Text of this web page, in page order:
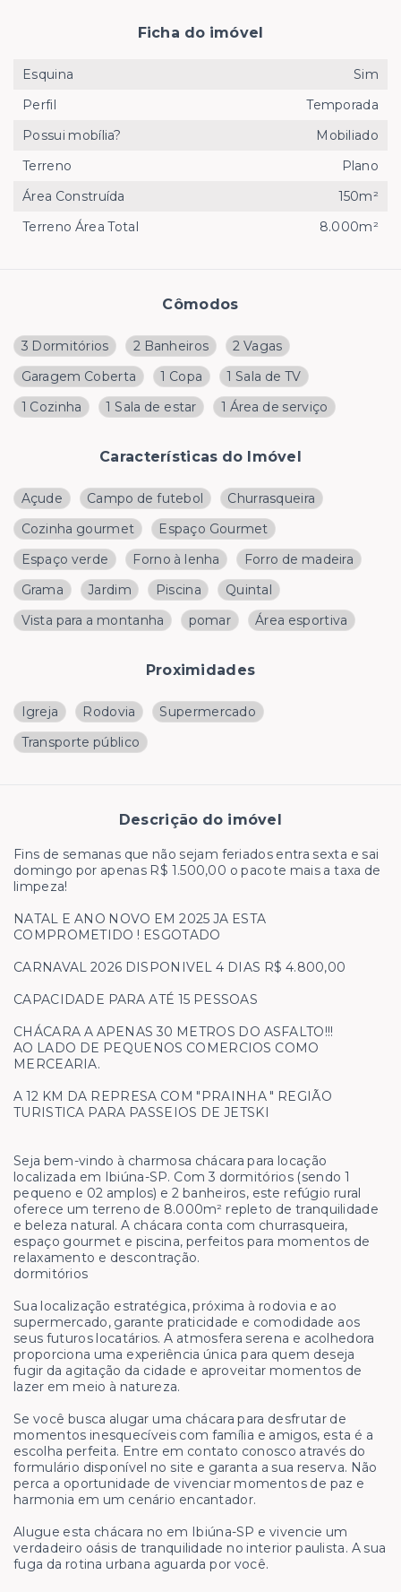
Cômodos
3 Dormitórios 2 Banheiros
2 Vagas
Garagem Coberta
1 Copa
1 Sala de TV
1 Cozinha
1 Sala de estar 1 Área de serviço
Características do Imóvel
Açude Campo de futebol
Churrasqueira
Cozinha gourmet
Espaço Gourmet
Espaço verde
Forno à lenha
Forro de madeira
Grama
Jardim Piscina
Quintal
Vista para a montanha
pomar Área esportiva
Proximidades
Igreja Rodovia
Supermercado
Transporte público
Descrição do imóvel
Fins de semanas que não sejam feriados entra sexta e sai
domingo por apenas R$ 1.500,00 o pacote mais a taxa de
limpeza!
NATAL E ANO NOVO EM 2025 JA ESTA
COMPROMETIDO ! ESGOTADO
CARNAVAL 2026 DISPONIVEL 4 DIAS R$ 4.800,00
CAPACIDADE PARA ATÉ 15 PESSOAS
CHÁCARA A APENAS 30 METROS DO ASFALTO!!!
AO LADO DE PEQUENOS COMERCIOS COMO
MERCEARIA.
A 12 KM DA REPRESA COM "PRAINHA " REGIÃO
TURISTICA PARA PASSEIOS DE JETSKI
Seja bem-vindo à charmosa chácara para locação
localizada em Ibiúna-SP. Com 3 dormitórios (sendo 1
pequeno e 02 amplos) e 2 banheiros, este refúgio rural
oferece um terreno de 8.000m² repleto de tranquilidade
e beleza natural. A chácara conta com churrasqueira,
espaço gourmet e piscina, perfeitos para momentos de
relaxamento e descontração.
dormitórios
Sua localização estratégica, próxima à rodovia e ao
supermercado, garante praticidade e comodidade aos
seus futuros locatários. A atmosfera serena e acolhedora
proporciona uma experiência única para quem deseja
fugir da agitação da cidade e aproveitar momentos de
lazer em meio à natureza.
Se você busca alugar uma chácara para desfrutar de
momentos inesquecíveis com família e amigos, esta é a
escolha perfeita. Entre em contato conosco através do
formulário disponível no site e garanta a sua reserva. Não
perca a oportunidade de vivenciar momentos de paz e
harmonia em um cenário encantador.
Alugue esta chácara no em Ibiúna-SP e vivencie um
verdadeiro oásis de tranquilidade no interior paulista. A sua
fuga da rotina urbana aguarda por você.
Ficha do imóvel
Esquina
Sim
Perfil
Temporada
Possui mobília?
Mobiliado
Terreno
Plano
Área Construída
150m²
Terreno Área Total
8.000m²